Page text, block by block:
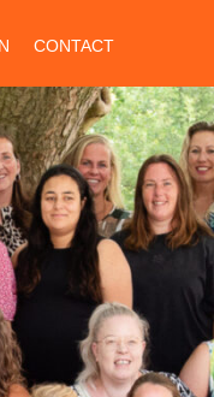
CONTACT